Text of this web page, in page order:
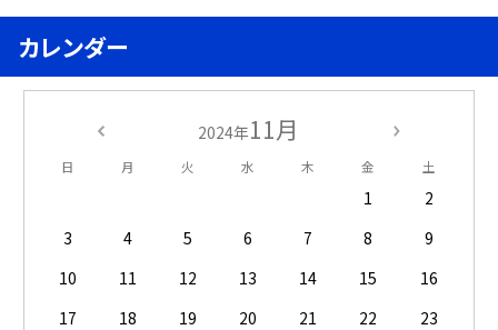
カレンダー
2024年11月
日 月 火 水 木 金 土
1
2
3
4 5 6 7 8
9
10
11 12 13 14 15
16
17
18 19 20 21 22
23